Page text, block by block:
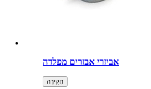
אביזרי אבזרים מפלדה
חֲקִירָה